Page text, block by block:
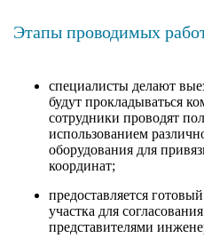
Этапы проводимых
специалисты делают
будут прокладываться
сотрудники проводят
использованием
оборудования для
координат;
предоставляется
участка для
представителями